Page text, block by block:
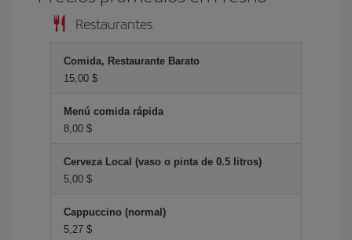
Restaurantes
Comida, Restaurante Barato
15,00 $
Menú comida rápida
8,00 $
Cerveza Local (vaso o pinta de 0.5 litros)
5,00 $
Cappuccino (normal)
5,27 $